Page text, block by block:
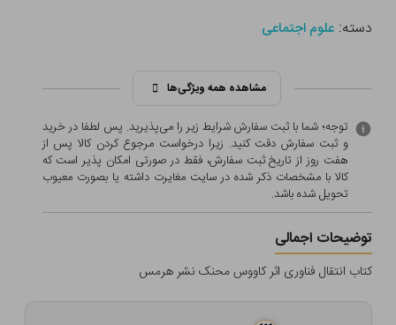
دسته:علوم اجتماعی
مشاهده همه ویژگی‌ها
توجه؛ شما با ثبت سفارش شرایط زیر را می‌پذیرید. پس لطفا در خرید
و ثبت سفارش دقت کنید. زیرا درخواست مرجوع کردن کالا پس از
هفت روز از تاریخ ثبت سفارش، فقط در صورتی امکان پذیر است که
کالا با مشخصات ذکر شده در سایت مغایرت داشته یا بصورت معيوب
تحویل شده باشد.
توضیحات اجمالی
کتاب انتقال فناوری اثر کاووس محنک نشر هرمس